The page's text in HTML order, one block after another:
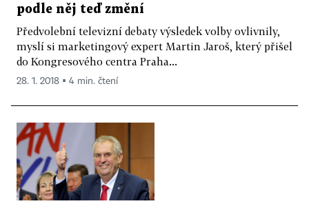
podle něj teď změní
Předvolební televizní debaty výsledek volby ovlivnily,
myslí si marketingový expert Martin Jaroš, který přišel
do Kongresového centra Praha...
28. 1. 2018 ▪ 4 min. čtení